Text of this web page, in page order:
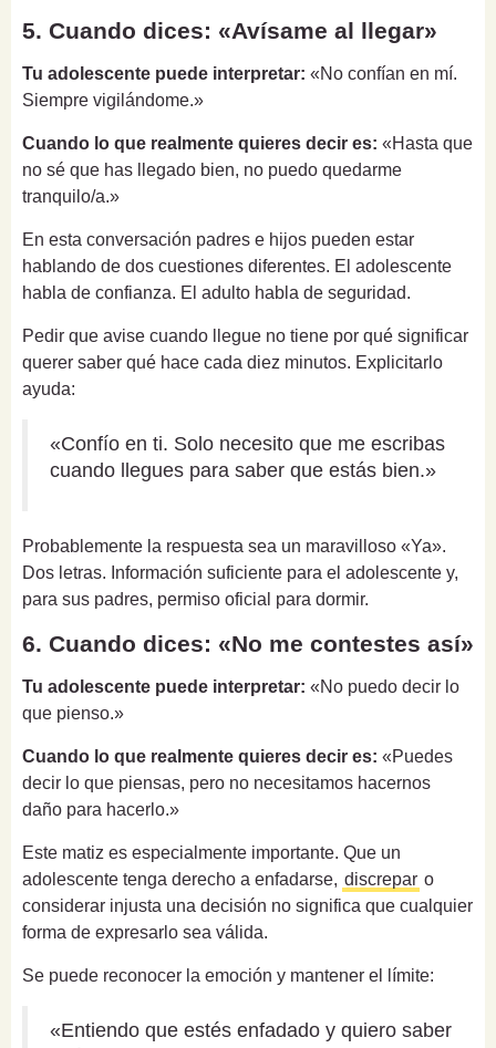
5. Cuando dices: «Avísame al llegar»
Tu adolescente puede interpretar: «No confían en mí.
Siempre vigilándome.»
Cuando lo que realmente quieres decir es: «Hasta que
no sé que has llegado bien, no puedo quedarme
tranquilo/a.»
En esta conversación padres e hijos pueden estar
hablando de dos cuestiones diferentes. El adolescente
habla de confianza. El adulto habla de seguridad.
Pedir que avise cuando llegue no tiene por qué significar
querer saber qué hace cada diez minutos. Explicitarlo
ayuda:
«Confío en ti. Solo necesito que me escribas
cuando llegues para saber que estás bien.»
Probablemente la respuesta sea un maravilloso «Ya».
Dos letras. Información suficiente para el adolescente y,
para sus padres, permiso oficial para dormir.
6. Cuando dices: «No me contestes así»
Tu adolescente puede interpretar: «No puedo decir lo
que pienso.»
Cuando lo que realmente quieres decir es: «Puedes
decir lo que piensas, pero no necesitamos hacernos
daño para hacerlo.»
Este matiz es especialmente importante. Que un
adolescente tenga derecho a enfadarse, discrepar o
considerar injusta una decisión no significa que cualquier
forma de expresarlo sea válida.
Se puede reconocer la emoción y mantener el límite:
«Entiendo que estés enfadado y quiero saber